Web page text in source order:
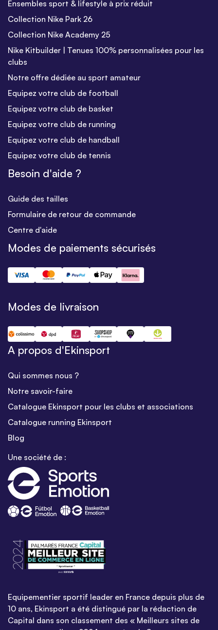
Ensembles sport & lifestyle à prix réduit
Collection Nike Park 26
Collection Nike Academy 25
Nike Kitbuilder | Tenues 100% personnalisées pour les
clubs
Notre offre dédiée au sport amateur
Equipez votre club de football
Equipez votre club de basket
Equipez votre club de running
Equipez votre club de handball
Equipez votre club de tennis
Besoin d'aide ?
Guide des tailles
Formulaire de retour de commande
Centre d'aide
Modes de paiements sécurisés
Modes de livraison
A propos d'Ekinsport
Qui sommes nous ?
Notre savoir-faire
Catalogue Ekinsport pour les clubs et associations
Catalogue running Ekinsport
Blog
Une société de :
Equipementier sportif leader en France depuis plus de
10 ans, Ekinsport a été distingué par la rédaction de
Capital dans son classement des « Meilleurs sites de